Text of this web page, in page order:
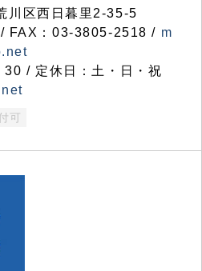
区西日暮里2-35-5
FAX：03-3805-2518 / m
/ 定休日：土・日・祝
可